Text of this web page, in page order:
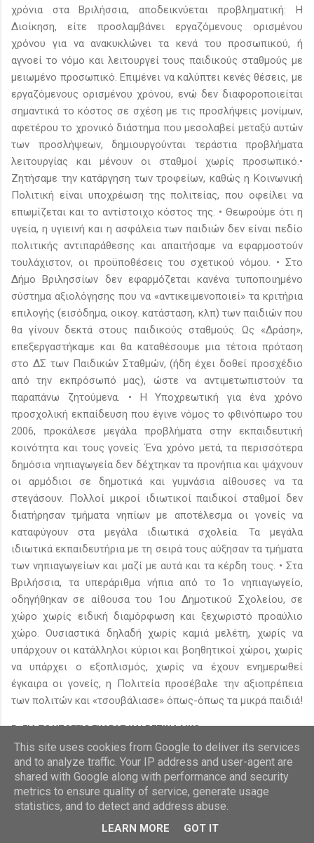
χρόνια στα Βριλήσσια, αποδεικνύεται προβληματική: Η
Διοίκηση, είτε προσλαμβάνει εργαζόμενους ορισμένου
χρόνου για να ανακυκλώνει τα κενά του προσωπικού, ή
αγνοεί το νόμο και λειτουργεί τους παιδικούς σταθμούς με
μειωμένο προσωπικό. Επιμένει να καλύπτει κενές θέσεις, με
εργαζόμενους ορισμένου χρόνου, ενώ δεν διαφοροποιείται
σημαντικά το κόστος σε σχέση με τις προσλήψεις μονίμων,
αφετέρου το χρονικό διάστημα που μεσολαβεί μεταξύ αυτών
των προσλήψεων, δημιουργούνται τεράστια προβλήματα
λειτουργίας και μένουν οι σταθμοί χωρίς προσωπικό.•
Ζητήσαμε την κατάργηση των τροφείων, καθώς η Κοινωνική
Πολιτική είναι υποχρέωση της πολιτείας, που οφείλει να
επωμίζεται και το αντίστοιχο κόστος της. • Θεωρούμε ότι η
υγεία, η υγιεινή και η ασφάλεια των παιδιών δεν είναι πεδίο
πολιτικής αντιπαράθεσης και απαιτήσαμε να εφαρμοστούν
τουλάχιστον, οι προϋποθέσεις του σχετικού νόμου. • Στο
Δήμο Βριλησσίων δεν εφαρμόζεται κανένα τυποποιημένο
σύστημα αξιολόγησης που να «αντικειμενοποιεί» τα κριτήρια
επιλογής (εισόδημα, οικογ. κατάσταση, κλπ) των παιδιών που
θα γίνουν δεκτά στους παιδικούς σταθμούς. Ως «Δράση»,
επεξεργαστήκαμε και θα καταθέσουμε μια τέτοια πρόταση
στο ΔΣ των Παιδικών Σταθμών, (ήδη έχει δοθεί προσχέδιο
από την εκπρόσωπό μας), ώστε να αντιμετωπιστούν τα
παραπάνω ζητούμενα. • Η Υποχρεωτική για ένα χρόνο
προσχολική εκπαίδευση που έγινε νόμος το φθινόπωρο του
2006, προκάλεσε μεγάλα προβλήματα στην εκπαιδευτική
κοινότητα και τους γονείς. Ένα χρόνο μετά, τα περισσότερα
δημόσια νηπιαγωγεία δεν δέχτηκαν τα προνήπια και ψάχνουν
οι αρμόδιοι σε δημοτικά και γυμνάσια αίθουσες να τα
στεγάσουν. Πολλοί μικροί ιδιωτικοί παιδικοί σταθμοί δεν
διατήρησαν τμήματα νηπίων με αποτέλεσμα οι γονείς να
καταφύγουν στα μεγάλα ιδιωτικά σχολεία. Τα μεγάλα
ιδιωτικά εκπαιδευτήρια με τη σειρά τους αύξησαν τα τμήματα
των νηπιαγωγείων και μαζί με αυτά και τα κέρδη τους. • Στα
Βριλήσσια, τα υπεράριθμα νήπια από το 1ο νηπιαγωγείο,
οδηγήθηκαν σε αίθουσα του 1ου Δημοτικού Σχολείου, σε
χώρο χωρίς ειδική διαμόρφωση και ξεχωριστό προαύλιο
χώρο. Ουσιαστικά δηλαδή χωρίς καμιά μελέτη, χωρίς να
υπάρχουν οι κατάλληλοι κύριοι και βοηθητικοί χώροι, χωρίς
να υπάρχει ο εξοπλισμός, χωρίς να έχουν ενημερωθεί
έγκαιρα οι γονείς, η Πολιτεία προσέβαλε την αξιοπρέπεια
των πολιτών και «τσουβάλιασε» όπως-όπως τα μικρά παιδιά!
Β. ΓΙΑ ΤΟ ΥΠΟΓΕΙΟ ΓΚΑΡΑΖ ΚΑΙ ΒΕΖΙΝΑΔΙΚΟ
Με αφορμή την κατασκευή υπόγειου γκαράζ και βενζινάδικου
στον επιβαρυμένο άξονα της Λ. Πεντέλης, ερωτάται η
Διοίκηση:1. Εάν προβληματίζεται για την επιβάρυνση που θα
επιφέρει στο κυκλοφοριακό της πόλης μας και την ποιότητα
ζωής μια τέτοια εξέλιξη, με δεδομένο τον υψηλό
κυκλοφοριακό φόρτο και την υπερπληθώρα των
This site uses cookies from Google to deliver its services
and to analyze traffic. Your IP address and user-agent are
shared with Google along with performance and security
metrics to ensure quality of service, generate usage
statistics, and to detect and address abuse.
LEARN MORE GOT IT